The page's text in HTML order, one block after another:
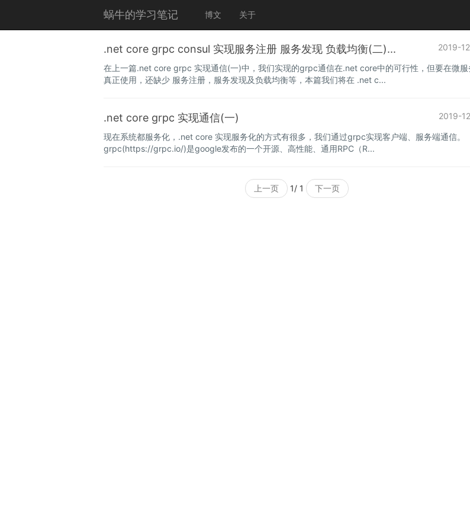
蜗牛的学习笔记 博文 关于
.net core grpc consul 实现服务注册 服务发现 负载均衡(二)... 2019-
在上一篇.net core grpc 实现通信(一)中，我们实现的grpc通信在.net core中的可行性，但要在微服
真正使用，还缺少 服务注册，服务发现及负载均衡等，本篇我们将在 .net c...
.net core grpc 实现通信(一) 2019-
现在系统都服务化，.net core 实现服务化的方式有很多，我们通过grpc实现客户端、服务端通信。
grpc(https://grpc.io/)是google发布的一个开源、高性能、通用RPC（R...
上一页 1/ 1 下一页